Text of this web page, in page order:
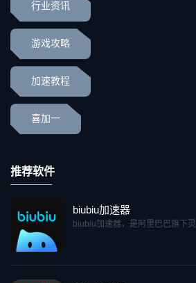
行业资讯
游戏攻略
加速教程
喜加一
推荐软件
biubiu加速器
biubiu加速器，是阿里巴巴旗下